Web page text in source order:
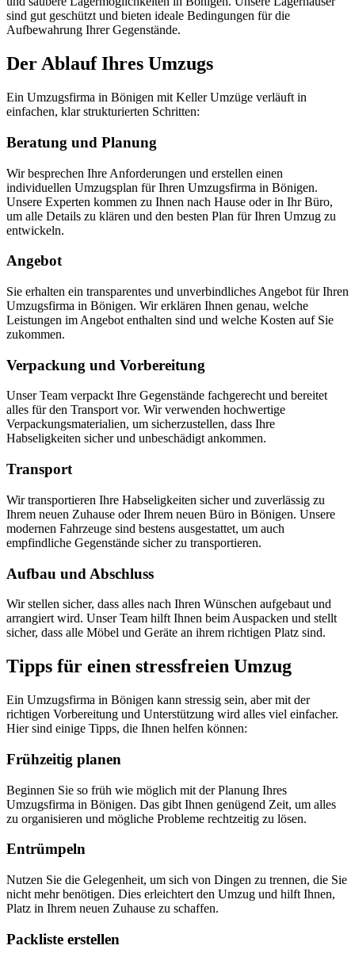
sind gut geschützt und bieten ideale Bedingungen für die
Aufbewahrung Ihrer Gegenstände.
Der Ablauf Ihres Umzugs
Ein Umzugsfirma in Bönigen mit Keller Umzüge verläuft in
einfachen, klar strukturierten Schritten:
Beratung und Planung
Wir besprechen Ihre Anforderungen und erstellen einen
individuellen Umzugsplan für Ihren Umzugsfirma in Bönigen.
Unsere Experten kommen zu Ihnen nach Hause oder in Ihr Büro,
um alle Details zu klären und den besten Plan für Ihren Umzug zu
entwickeln.
Angebot
Sie erhalten ein transparentes und unverbindliches Angebot für Ihren
Umzugsfirma in Bönigen. Wir erklären Ihnen genau, welche
Leistungen im Angebot enthalten sind und welche Kosten auf Sie
zukommen.
Verpackung und Vorbereitung
Unser Team verpackt Ihre Gegenstände fachgerecht und bereitet
alles für den Transport vor. Wir verwenden hochwertige
Verpackungsmaterialien, um sicherzustellen, dass Ihre
Habseligkeiten sicher und unbeschädigt ankommen.
Transport
Wir transportieren Ihre Habseligkeiten sicher und zuverlässig zu
Ihrem neuen Zuhause oder Ihrem neuen Büro in Bönigen. Unsere
modernen Fahrzeuge sind bestens ausgestattet, um auch
empfindliche Gegenstände sicher zu transportieren.
Aufbau und Abschluss
Wir stellen sicher, dass alles nach Ihren Wünschen aufgebaut und
arrangiert wird. Unser Team hilft Ihnen beim Auspacken und stellt
sicher, dass alle Möbel und Geräte an ihrem richtigen Platz sind.
Tipps für einen stressfreien Umzug
Ein Umzugsfirma in Bönigen kann stressig sein, aber mit der
richtigen Vorbereitung und Unterstützung wird alles viel einfacher.
Hier sind einige Tipps, die Ihnen helfen können:
Frühzeitig planen
Beginnen Sie so früh wie möglich mit der Planung Ihres
Umzugsfirma in Bönigen. Das gibt Ihnen genügend Zeit, um alles
zu organisieren und mögliche Probleme rechtzeitig zu lösen.
Entrümpeln
Nutzen Sie die Gelegenheit, um sich von Dingen zu trennen, die Sie
nicht mehr benötigen. Dies erleichtert den Umzug und hilft Ihnen,
Platz in Ihrem neuen Zuhause zu schaffen.
Packliste erstellen